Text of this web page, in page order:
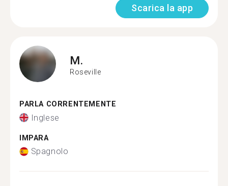
Scarica la app
M.
Roseville
PARLA CORRENTEMENTE
Inglese
IMPARA
Spagnolo